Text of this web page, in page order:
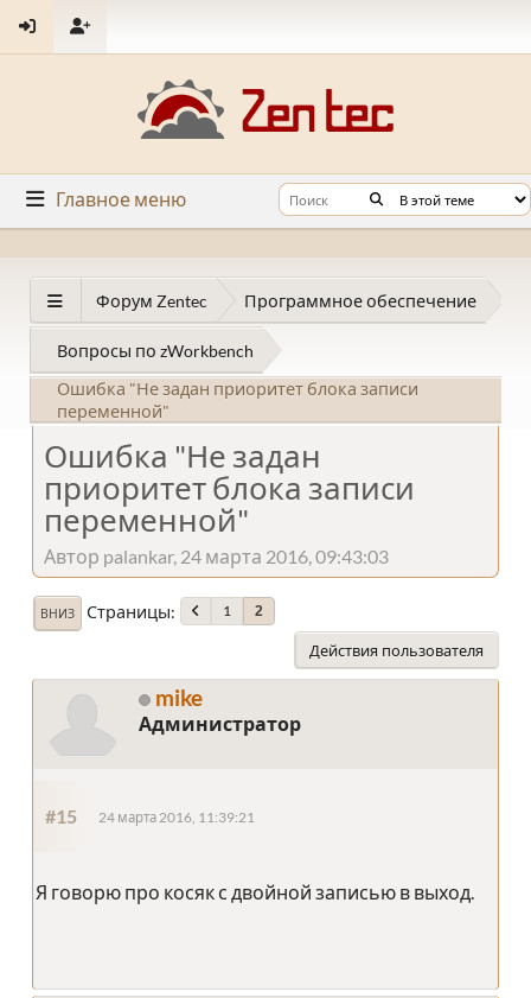
Главное меню
Форум Zentec Программное обеспечение
Вопросы по zWorkbench
Ошибка "Не задан приоритет блока записи
переменной"
Ошибка "Не задан
приоритет блока записи
переменной"
Автор palankar, 24 марта 2016, 09:43:03
ВНИЗ Страницы 1 2
Действия пользователя
mike
Администратор
#15 24 марта 2016, 11:39:21
Я говорю про косяк с двойной записью в выход.